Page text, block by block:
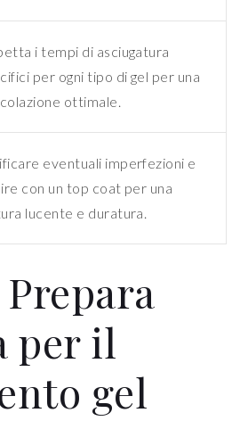
i tempi di asciugatura
per ogni tipo di gel per una
ottimale.
eventuali imperfezioni e
con un top coat per una
lucente e duratura.
Prepara
per il
gel